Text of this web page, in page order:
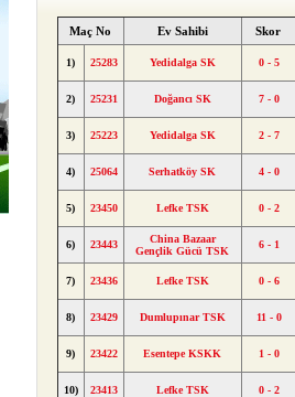
Maç No Ev Sahibi Skor
1) 25283 Yedidalga SK 0 - 5
2) 25231 Doğancı SK 7 - 0
3) 25223 Yedidalga SK 2 - 7
4) 25064 Serhatköy SK 4 - 0
5) 23450 Lefke TSK 0 - 2
6) 23443
China Bazaar
Gençlik Gücü TSK
6 - 1
7) 23436 Lefke TSK 0 - 6
8) 23429 Dumlupınar TSK 11 - 0
9) 23422 Esentepe KSKK 1 - 0
10) 23413 Lefke TSK 0 - 2